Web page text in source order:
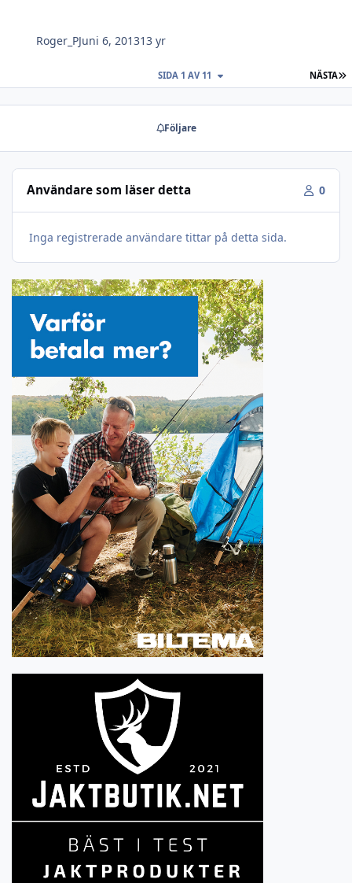
Roger_PJuni 6, 201313 yr
NÄSTA
SIDA 1 AV 11
Följare
Användare som läser detta 0
Inga registrerade användare tittar på detta sida.